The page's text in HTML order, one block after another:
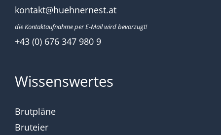
kontakt@huehnernest.at
die Kontaktaufnahme per E-Mail wird bevorzugt!
+43 (0) 676 347 980 9
Wissenswertes
Brutpläne
Bruteier